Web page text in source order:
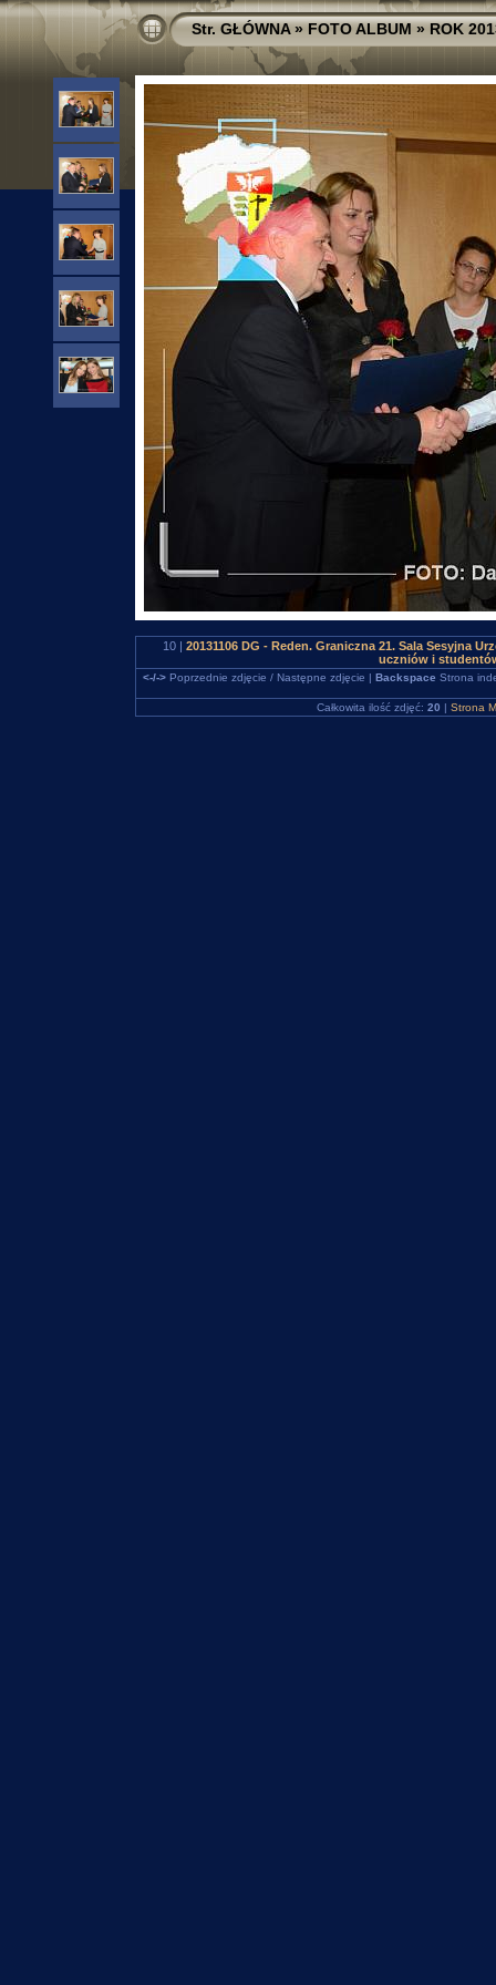
Str. GŁÓWNA»FOTO ALBUM»ROK
10 | 20131106 DG - Reden. Graniczna 21. Sala Sesyjna
uczniów i
<-/->Poprzednie zdjęcie / Następne zdjęcie | Backspace Strona
Całkowita ilość zdjęć: 20 | Strona